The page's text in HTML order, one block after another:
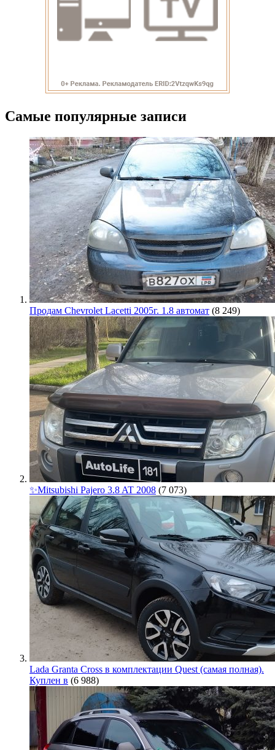
Самые популярные записи
Продам Chevrolet Lacetti 2005г. 1.8 автомат (8 249)
✨Mitsubishi Pajero 3.8 AT 2008 (7 073)
Lada Granta Cross в комплектации Quest (самая полная).
Куплен в (6 988)